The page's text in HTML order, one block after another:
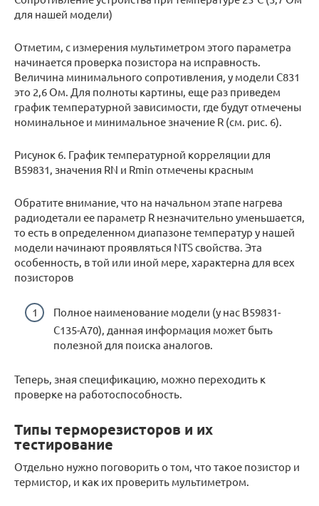
для нашей модели)
Отметим, с измерения мультиметром этого параметра
начинается проверка позистора на исправность.
Величина минимального сопротивления, у модели С831
это 2,6 Ом. Для полноты картины, еще раз приведем
график температурной зависимости, где будут отмечены
номинальное и минимальное значение R (см. рис. 6).
Рисунок 6. График температурной корреляции для
B59831, значения RN и Rmin отмечены красным
Обратите внимание, что на начальном этапе нагрева
радиодетали ее параметр R незначительно уменьшается,
то есть в определенном диапазоне температур у нашей
модели начинают проявляться NTS свойства. Эта
особенность, в той или иной мере, характерна для всех
позисторов
Полное наименование модели (у нас B59831-
C135-A70), данная информация может быть
полезной для поиска аналогов.
Теперь, зная спецификацию, можно переходить к
проверке на работоспособность.
Типы терморезисторов и их
тестирование
Отдельно нужно поговорить о том, что такое позистор и
термистор, и как их проверить мультиметром.